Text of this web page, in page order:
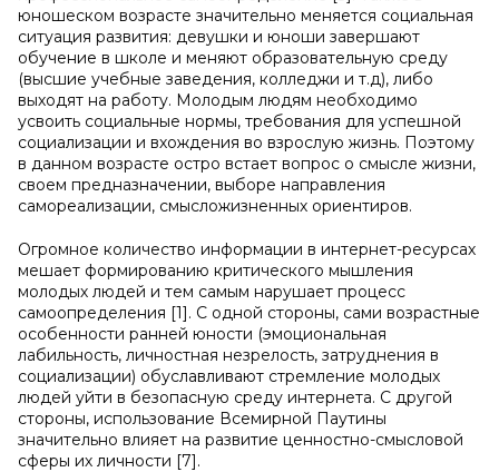
юношеском возрасте значительно меняется социальная
ситуация развития: девушки и юноши завершают
обучение в школе и меняют образовательную среду
(высшие учебные заведения, колледжи и т.д), либо
выходят на работу. Молодым людям необходимо
усвоить социальные нормы, требования для успешной
социализации и вхождения во взрослую жизнь. Поэтому
в данном возрасте остро встает вопрос о смысле жизни,
своем предназначении, выборе направления
самореализации, смысложизненных ориентиров.
Огромное количество информации в интернет-ресурсах
мешает формированию критического мышления
молодых людей и тем самым нарушает процесс
самоопределения [1]. С одной стороны, сами возрастные
особенности ранней юности (эмоциональная
лабильность, личностная незрелость, затруднения в
социализации) обуславливают стремление молодых
людей уйти в безопасную среду интернета. С другой
стороны, использование Всемирной Паутины
значительно влияет на развитие ценностно-смысловой
сферы их личности [7].